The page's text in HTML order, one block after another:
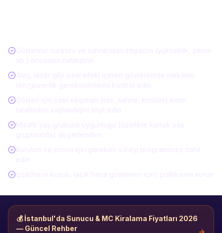
💰İstanbul'da Sunucu & MC Kiralama Fiyatları 2026
— Güncel Rehber